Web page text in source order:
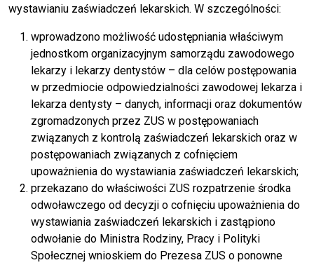
wystawianiu zaświadczeń lekarskich. W szczególności:
wprowadzono możliwość udostępniania właściwym
jednostkom organizacyjnym samorządu zawodowego
lekarzy i lekarzy dentystów – dla celów postępowania
w przedmiocie odpowiedzialności zawodowej lekarza i
lekarza dentysty – danych, informacji oraz dokumentów
zgromadzonych przez ZUS w postępowaniach
związanych z kontrolą zaświadczeń lekarskich oraz w
postępowaniach związanych z cofnięciem
upoważnienia do wystawiania zaświadczeń lekarskich;
przekazano do właściwości ZUS rozpatrzenie środka
odwoławczego od decyzji o cofnięciu upoważnienia do
wystawiania zaświadczeń lekarskich i zastąpiono
odwołanie do Ministra Rodziny, Pracy i Polityki
Społecznej wnioskiem do Prezesa ZUS o ponowne